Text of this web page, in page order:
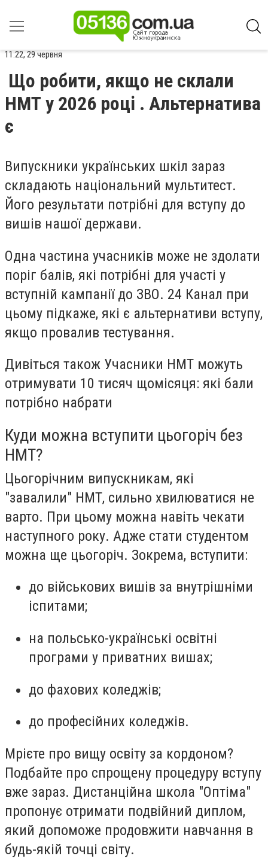
11:22, 29 червня
Що робити, якщо не склали
НМТ у 2026 році . Альтернатива
є
Випускники українських шкіл зараз
складають національний мультитест.
Його результати потрібні для вступу до
вишів нашої держави.
Одна частина учасників може не здолати
поріг балів, які потрібні для участі у
вступній кампанії до ЗВО. 24 Канал при
цьому підкаже, які є альтернативи вступу,
якщо провалив тестування.
Дивіться також Учасники НМТ можуть
отримувати 10 тисяч щомісяця: які бали
потрібно набрати
Куди можна вступити цьогоріч без
НМТ?
Цьогорічним випускникам, які
"завалили" НМТ, сильно хвилюватися не
варто. При цьому можна навіть чекати
наступного року. Адже стати студентом
можна ще цьогоріч. Зокрема, вступити:
до військових вишів за внутрішніми
іспитами;
на польсько-українські освітні
програми у приватних вишах;
до фахових коледжів;
до професійних коледжів.
Мрієте про вищу освіту за кордоном?
Подбайте про спрощену процедуру вступу
вже зараз. Дистанційна школа "Оптіма"
пропонує отримати подвійний диплом,
який допоможе продовжити навчання в
будь-якій точці світу.